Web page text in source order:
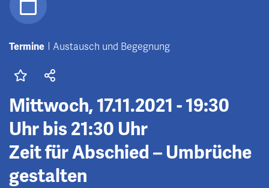
Termine Austausch und Begegnung
Mittwoch, 17.11.2021 - 19:30
Uhr bis 21:30 Uhr
Zeit für Abschied – Umbrüche
gestalten